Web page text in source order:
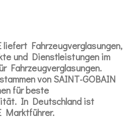
liefert Fahrzeugverglasungen,
und Dienstleistungen im
Fahrzeugverglasungen.
von SAINT-GOBAIN
für beste
In Deutschland ist
Marktführer.